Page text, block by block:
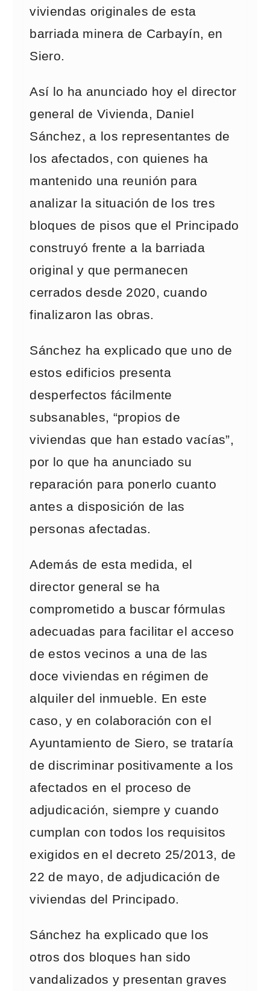
viviendas originales de esta
barriada minera de Carbayín, en
Siero.
Así lo ha anunciado hoy el director
general de Vivienda, Daniel
Sánchez, a los representantes de
los afectados, con quienes ha
mantenido una reunión para
analizar la situación de los tres
bloques de pisos que el Principado
construyó frente a la barriada
original y que permanecen
cerrados desde 2020, cuando
finalizaron las obras.
Sánchez ha explicado que uno de
estos edificios presenta
desperfectos fácilmente
subsanables, “propios de
viviendas que han estado vacías”,
por lo que ha anunciado su
reparación para ponerlo cuanto
antes a disposición de las
personas afectadas.
Además de esta medida, el
director general se ha
comprometido a buscar fórmulas
adecuadas para facilitar el acceso
de estos vecinos a una de las
doce viviendas en régimen de
alquiler del inmueble. En este
caso, y en colaboración con el
Ayuntamiento de Siero, se trataría
de discriminar positivamente a los
afectados en el proceso de
adjudicación, siempre y cuando
cumplan con todos los requisitos
exigidos en el decreto 25/2013, de
22 de mayo, de adjudicación de
viviendas del Principado.
Sánchez ha explicado que los
otros dos bloques han sido
vandalizados y presentan graves